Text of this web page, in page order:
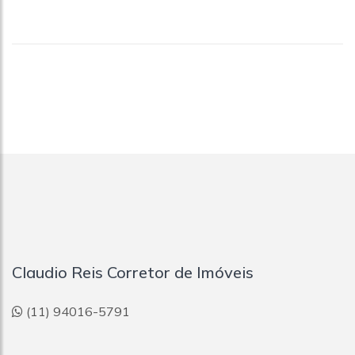
Claudio Reis Corretor de Imóveis
(11) 94016-5791